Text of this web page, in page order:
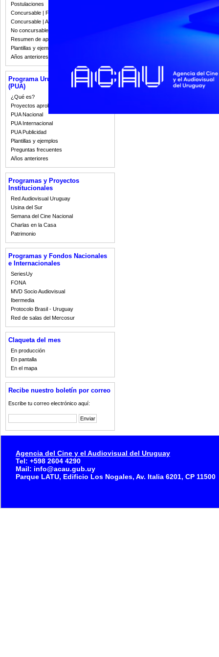
Postulaciones
Concursable | Fallos 2023
Concursable | Actas y Resoluciones
No concursable | Actas y Resoluciones
Resumen de apoyos 2008-2022
Plantillas y ejemplos
Años anteriores
Programa Uruguay Audiovisual
(PUA)
¿Qué es?
Proyectos aprobados
PUA Nacional
PUA Internacional
PUA Publicidad
Plantillas y ejemplos
Preguntas frecuentes
Años anteriores
Programas y Proyectos
Institucionales
Red Audiovisual Uruguay
Usina del Sur
Semana del Cine Nacional
Charlas en la Casa
Patrimonio
Programas y Fondos Nacionales
e Internacionales
SeriesUy
FONA
MVD Socio Audiovisual
Ibermedia
Protocolo Brasil - Uruguay
Red de salas del Mercosur
Claqueta del mes
En producción
En pantalla
En el mapa
Recibe nuestro boletín por correo
Escribe tu correo electrónico aquí:
Convocatoria abierta del 20 de enero
4 5
Agencia del Cine y el Audiovisual del Uruguay
Tel: +598 2604 4290
Mail: info@acau.gub.uy
Parque LATU, Edificio Los Nogales, Av. Italia 6201, CP 11500